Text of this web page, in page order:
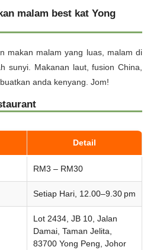
malam best kat Yong
makan malam yang luas, malam di
sunyi. Makanan laut, fusion China,
anda kenyang. Jom!
Detail
RM3 – RM30
Setiap Hari, 12.00–9.30 pm
Lot 2434, JB 10, Jalan
Damai, Taman Jelita,
83700 Yong Peng, Johor